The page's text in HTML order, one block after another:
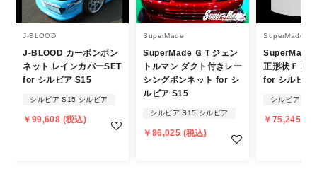
ジが若干異なる場合もございます。
商品名や説明等でご確認ください。
発送について
・エアロパーツ・マフラー等の大型商品は、
個人宅への直送・営業所止めができないこと
があることはご了承ください。
また、小さな商品でも、メーカーによって
J-BLOOD
J-BLOOD カーボンボン
ネット レインカバーSET
for シルビア S15
シルビア S15 シルビア
￥99,608 (税込)
SuperMade
SuperMade ＧＴジェン
トルマン ダクト付きレー
シングボンネット for シ
ルビア S15
シルビア S15 シルビア
￥86,025 (税込)
SuperMade
SuperMade
正形状ＦＲ
for シルビア
シルビア
￥75,245 (税